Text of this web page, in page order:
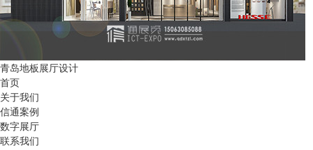
青岛地板展厅设计
首页
关于我们
信通案例
数字展厅
联系我们